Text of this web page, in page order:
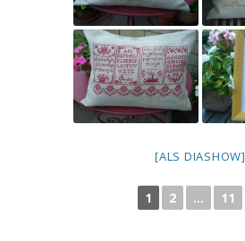
[ALS DIASHOW]
1 2 ... 11